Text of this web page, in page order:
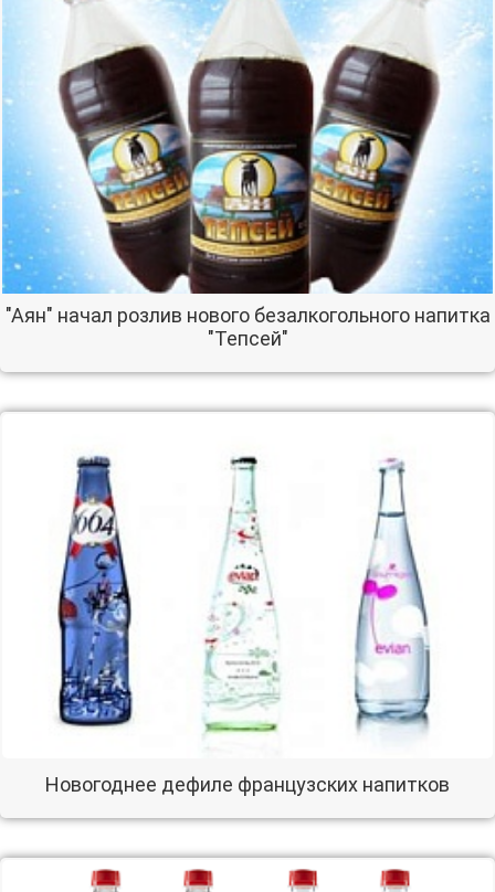
"Аян" начал розлив нового безалкогольного напитка
"Тепсей"
Новогоднее дефиле французских напитков